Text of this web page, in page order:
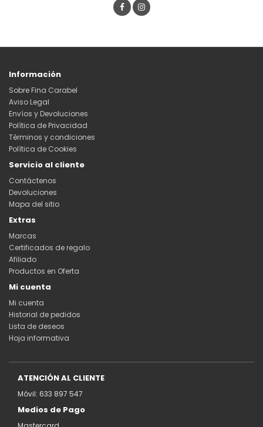
Información
Sobre Fina Carabel
Aviso Legal
Envíos y Devoluciones
Política de Privacidad
Términos y condiciones
Política de Cookies
Servicio al cliente
Contáctenos
Devoluciones
Mapa del sitio
Extras
Marcas
Certificados de regalo
Afiliado
Productos en Oferta
Mi cuenta
Mi cuenta
Historial de pedidos
Lista de deseos
Hoja informativa
ATENCIÓN AL CLIENTE
Móvil: 633 897 547
Medios de Pago